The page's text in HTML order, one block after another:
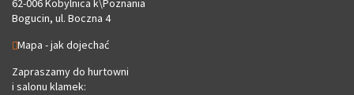
62-006 Kobylnica k\Poznania
Bogucin, ul. Boczna 4
Mapa - jak dojechać
Zapraszamy do hurtowni
i salonu klamek: